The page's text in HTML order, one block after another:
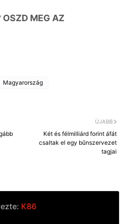
MEG AZ
Magyarország
ÚJABB
Két és félmilliárd forint áfát
csaltak el egy bűnszervezet
tagjai
K86